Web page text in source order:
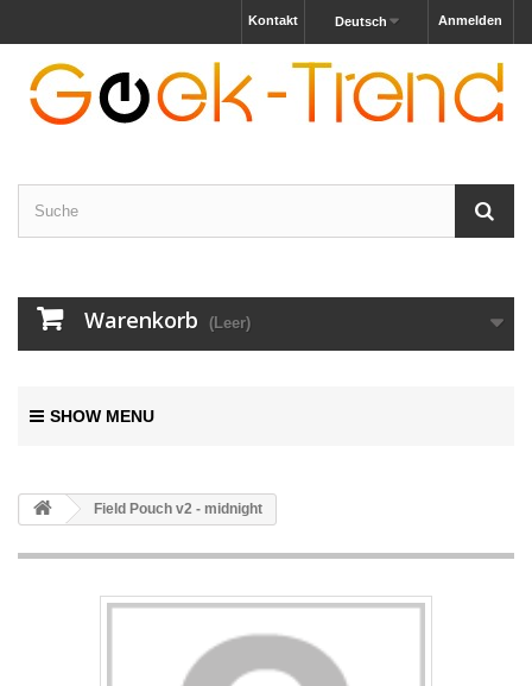
Anmelden
Deutsch
Kontakt
Warenkorb (Leer)
SHOW MENU
Field Pouch v2 - midnight